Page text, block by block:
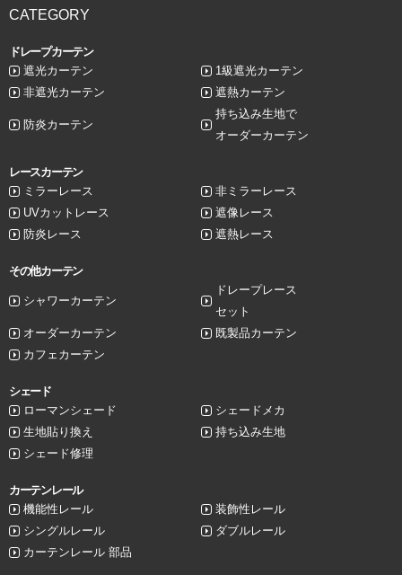
CATEGORY
ドレープカーテン
遮光カーテン
1級遮光カーテン
非遮光カーテン
遮熱カーテン
防炎カーテン
持ち込み生地で
オーダーカーテン
レースカーテン
ミラーレース
非ミラーレース
UVカットレース
遮像レース
防炎レース
遮熱レース
その他カーテン
シャワーカーテン
ドレープレース
セット
オーダーカーテン
既製品カーテン
カフェカーテン
シェード
ローマンシェード
シェードメカ
生地貼り換え
持ち込み生地
シェード修理
カーテンレール
機能性レール
装飾性レール
シングルレール
ダブルレール
カーテンレール 部品